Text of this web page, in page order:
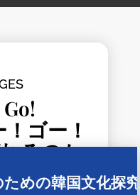
ゴー！
るのか
めの韓国文化探